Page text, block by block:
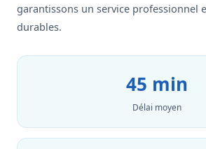
garantissons un service professionnel
durables.
45 min
Délai moyen